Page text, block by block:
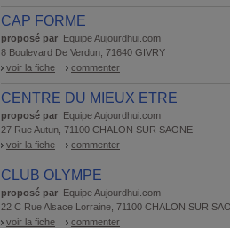
CAP FORME
proposé par Equipe Aujourdhui.com
8 Boulevard De Verdun, 71640 GIVRY
voir la fiche
commenter
CENTRE DU MIEUX ETRE
proposé par Equipe Aujourdhui.com
27 Rue Autun, 71100 CHALON SUR SAONE
voir la fiche
commenter
CLUB OLYMPE
proposé par Equipe Aujourdhui.com
22 C Rue Alsace Lorraine, 71100 CHALON SUR
voir la fiche
commenter